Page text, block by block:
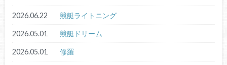
2026.06.22 競艇ライトニング
2026.05.01 競艇ドリーム
2026.05.01 修羅